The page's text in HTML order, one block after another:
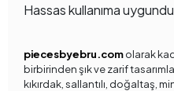
Hassas kullanıma
piecesbyebru.comolarak
birbirinden şık ve zarif
kıkırdak, sallantılı, doğaltaş,